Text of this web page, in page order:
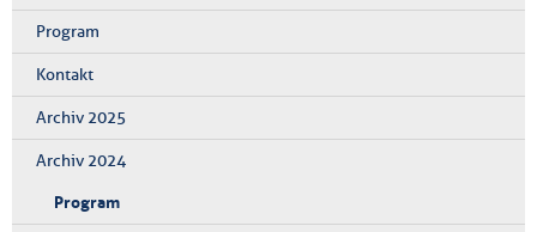
Program
Kontakt
Archiv 2025
Archiv 2024
Program